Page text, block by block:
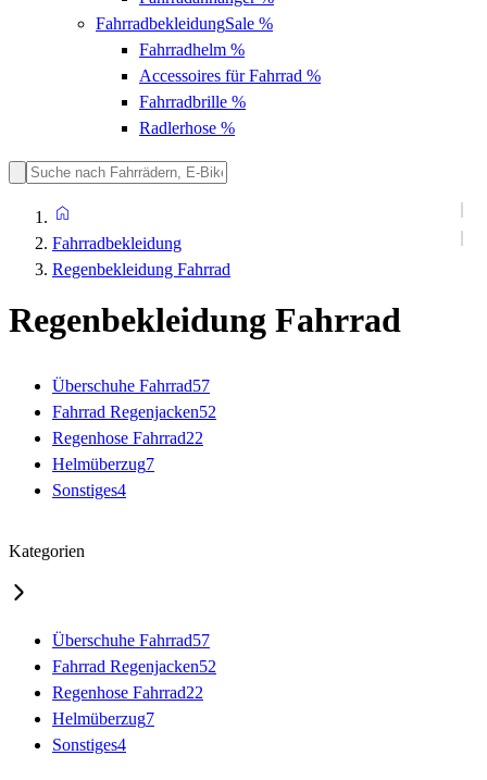
FahrradbekleidungSale %
Fahrradhelm %
Accessoires für Fahrrad %
Fahrradbrille %
Radlerhose %
Fahrradbekleidung
Regenbekleidung Fahrrad
Regenbekleidung Fahrrad
Überschuhe Fahrrad57
Fahrrad Regenjacken52
Regenhose Fahrrad22
Helmüberzug7
Sonstiges4
Kategorien
Überschuhe Fahrrad57
Fahrrad Regenjacken52
Regenhose Fahrrad22
Helmüberzug7
Sonstiges4